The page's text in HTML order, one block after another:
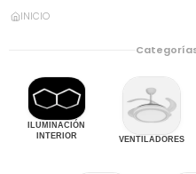
INICIO
ILUMINACIÓN
INTERIOR
VENTILADORES